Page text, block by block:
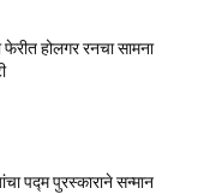
होलगर रनचा सामना
पद्म पुरस्काराने सन्मान